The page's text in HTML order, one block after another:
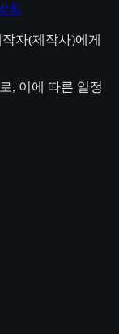
침
자(제작사)에게
, 이에 따른 일정